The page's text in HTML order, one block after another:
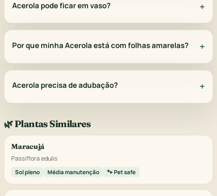
Acerola pode ficar em vaso?
Por que minha Acerola está com folhas amarelas?
Acerola precisa de adubação?
🌿 Plantas Similares
Maracujá
Passiflora edulis
Sol pleno Média manutenção 🐾 Pet safe